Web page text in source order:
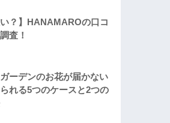
い？】HANAMAROの口コ
査！
ーデンのお花が届かない
れる5つのケースと2つの